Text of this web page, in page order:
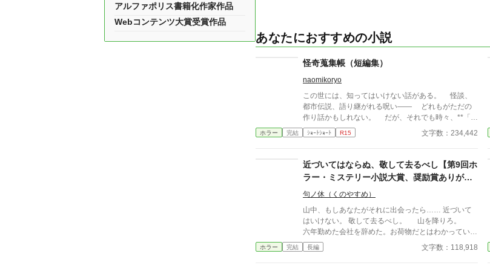
あなたにおすすめの小説
怪奇蒐集帳（短編集）
naomikoryo
この世には、知ってはいけない話がある。 怪談、
都市伝説、語り継がれる呪い—— どれもがただの
作り話かもしれない。 だが、それでも時々、**「本
物」**が紛れ込むことがある。 本書は、そんな“見
つけてしまった”怪異を集めた一冊である。 最後の
なるだろう——。
ホラー 完結 ｼｮｰﾄｼｮｰﾄ R15 文字数：234,442
近づいてはならぬ、敬して去るべし【第9回ホ
ラー・ミステリー小説大賞、奨励賞ありがと
うございました！】
句ノ休（くのやすめ）
山中、もしあなたがそれに出会ったら…… 近づいて
はいけない。 敬して去るべし。 山を降りろ。
六年勤めた会社を辞めた。お荷物だとはわかっていた
し、むしろ清々しくもあった。 28歳のコウイチに
は、仕事より大切なものがあった。 田舎歩きだ。そ
ホラー 完結 長編 文字数：118,918
アルファポリス書籍化作家作品
Webコンテンツ大賞受賞作品